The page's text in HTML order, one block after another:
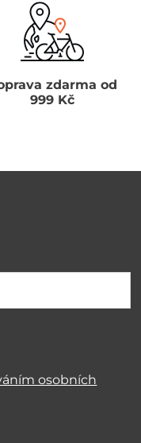
zdarma od
999 Kč
osobních